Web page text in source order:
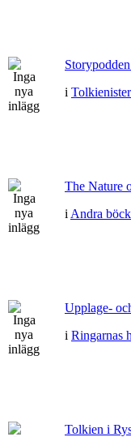
i
The Nature
i Andra
Upplage-
i Ringarnas
Tolkien i